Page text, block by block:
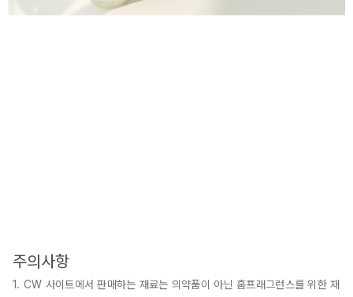
주의사항
1. CW 사이트에서 판매하는 재료는 의약품이 아닌 홈프래그런스를 위한 재